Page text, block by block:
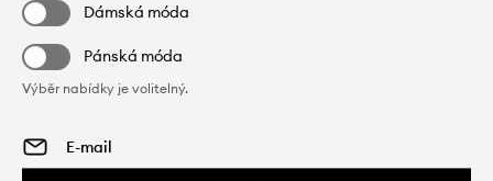
Dámská móda
Pánská móda
Výběr nabídky je volitelný.